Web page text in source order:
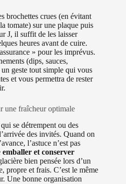
brochettes crues (en évitant
tomate) sur une plaque puis
J, il suffit de les laisser
heures avant de cuire.
» pour les imprévus.
(dips, sauces,
geste tout simple qui vous
et vous permettra de rester
une fraîcheur optimale
se détrempent ou des
des invités. Quand on
l’astuce n’est pas
emballer et conserver
bien pensée lors d’un
propre et frais. C’est le même
Une bonne organisation